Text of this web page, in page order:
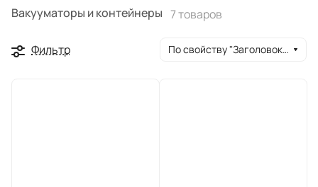
Вакууматоры и контейнеры 7 товаров
Фильтр По свойству "Заголовок окна браузера" (убывание)